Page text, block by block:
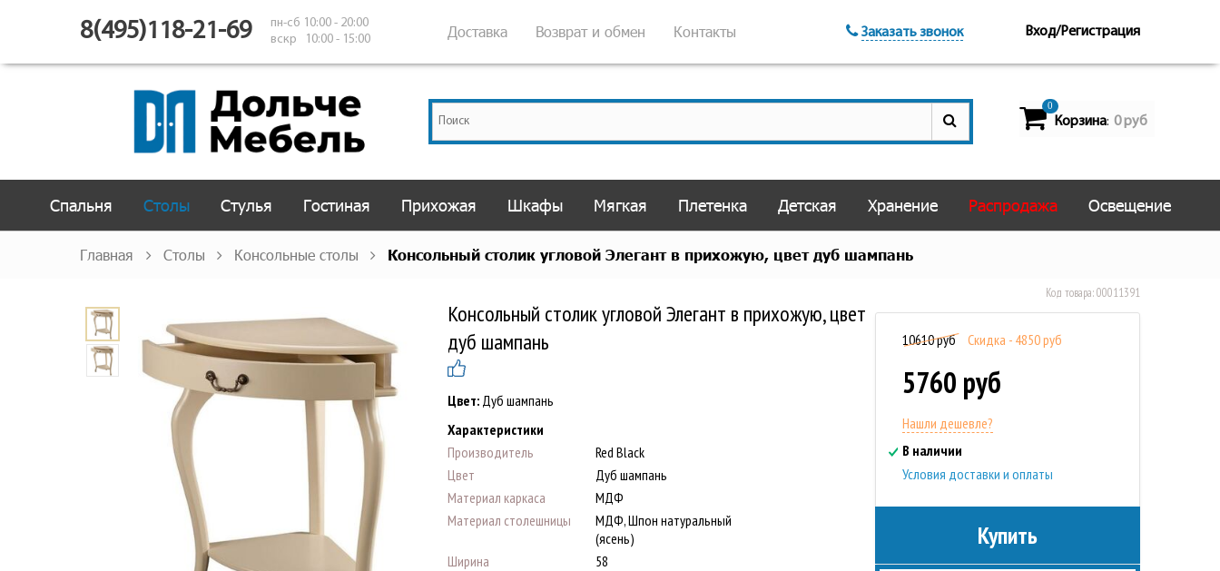
8(495)118-21-69
пн-сб 10:00 - 20:00
вскр 10:00 - 15:00
Доставка Возврат и обмен Контакты Заказать звонок Вход/Регистрация
0
Корзина: 0 руб
Спальня Столы Стулья Гостиная Прихожая Шкафы Мягкая Плетенка Детская Хранение Распродажа Освещение
Главная Столы Консольные столы Консольный столик угловой Элегант в прихожую, цвет дуб шампань
Консольный столик угловой Элегант в прихожую, цвет
дуб шампань
Цвет: Дуб шампань
Характеристики
Производитель
Red Black
Цвет
Дуб шампань
Материал каркаса
МДФ
Материал столешницы
МДФ, Шпон натуральный
(ясень)
Ширина
58
Код товара:00011391
10610 руб Скидка - 4850 руб
5760 руб
Нашли дешевле?
В наличии
Условия доставки и оплаты
Купить